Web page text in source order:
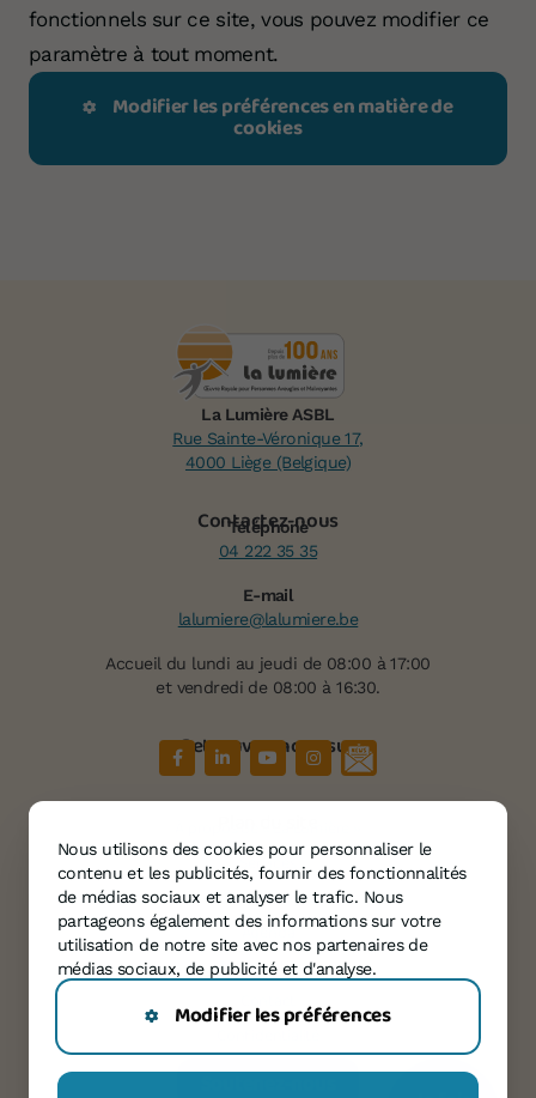
fonctionnels sur ce site, vous pouvez modifier ce
paramètre à tout moment.
Modifier les préférences en matière de
cookies
Nous utilisons des cookies pour personnaliser le
contenu et les publicités, fournir des fonctionnalités
de médias sociaux et analyser le trafic. Nous
partageons également des informations sur votre
utilisation de notre site avec nos partenaires de
médias sociaux, de publicité et d'analyse.
Modifier les préférences
La Lumière ASBL
Rue Sainte-Véronique 17,
4000 Liège (Belgique)
Contactez-nous
Téléphone
04 222 35 35
E-mail
lalumiere@lalumiere.be
Accueil du lundi au jeudi de 08:00 à 17:00
et vendredi de 08:00 à 16:30.
Retrouvez-nous sur
Services
Témoignages
Agenda
Informations
Contact